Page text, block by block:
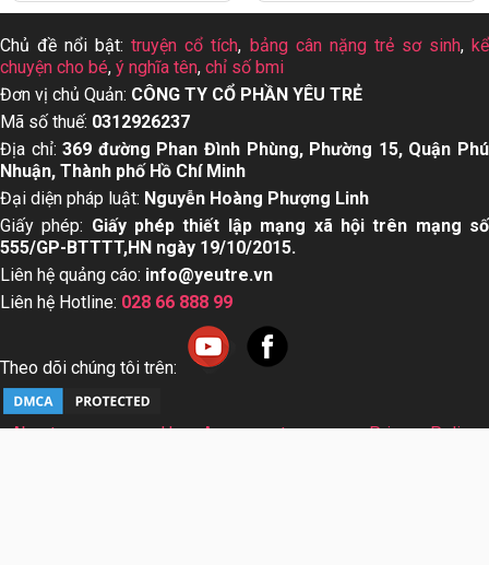
Chủ đề nổi bật:truyện cổ tích, bảng cân nặng trẻ sơ sinh, kể
chuyện cho bé, ý nghĩa tên, chỉ số bmi
Đơn vị chủ Quản: CÔNG TY CỔ PHẦN YÊU TRẺ
Mã số thuế: 0312926237
Địa chỉ:369 đường Phan Đình Phùng, Phường 15, Quận Phú
Nhuận, Thành phố Hồ Chí Minh
Đại diện pháp luật: Nguyễn Hoàng Phượng Linh
Giấy phép: Giấy phép thiết lập mạng xã hội trên mạng số
555/GP-BTTTT,HN ngày 19/10/2015.
Liên hệ quảng cáo: info@yeutre.vn
Liên hệ Hotline: 028 66 888 99
Theo dõi chúng tôi trên:
About us User Agreement
Privacy Policy